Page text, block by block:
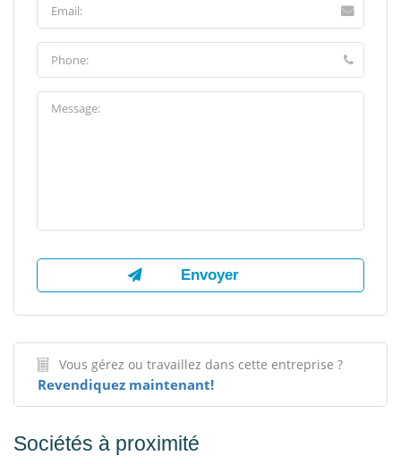
Vous gérez ou travaillez dans cette entreprise ?
Revendiquez maintenant!
Sociétés à proximité